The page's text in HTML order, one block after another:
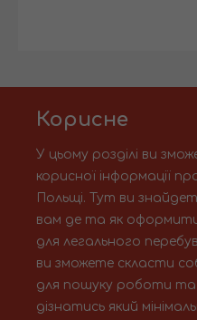
Корисне
У цьому розділі ви
корисної інформації
Польщі. Тут ви
вам де та як
для легального
ви зможете скласти
для пошуку роботи та
дізнатись який